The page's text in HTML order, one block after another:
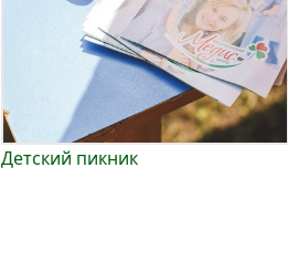
Детский пикник